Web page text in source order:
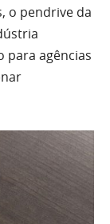
o pendrive da
para agências